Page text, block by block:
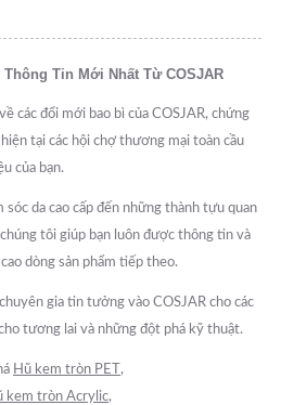
Tin Mới Nhất Từ COSJAR
các đổi mới bao bì của COSJAR, chứng
tại các hội chợ thương mại toàn cầu
của bạn.
sóc da cao cấp đến những thành tựu quan
tôi giúp bạn luôn được thông tin và
dòng sản phẩm tiếp theo.
chuyên gia tin tưởng vào COSJAR cho các
tương lai và những đột phá kỹ thuật.
Hũ kem tròn PET ,
kem tròn Acrylic,